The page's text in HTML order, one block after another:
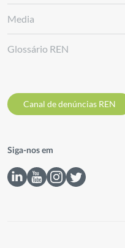
Media
Glossário REN
Canal de denúncias REN
Siga-nos em